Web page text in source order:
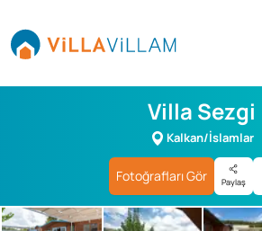
Villa Sezgi
Kalkan/İslamlar
Fotoğrafları Gör Paylaş